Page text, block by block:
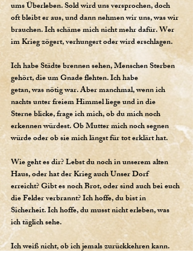
ums Überleben. Sold wird uns versprochen, doch
oft bleibt er aus, und dann nehmen wir uns, was wir
brauchen. Ich schäme mich nicht mehr dafür. Wer
im Krieg zögert, verhungert oder wird erschlagen.
Ich habe Städte brennen sehen, Menschen Sterben
gehört, die um Gnade flehten. Ich habe
getan, was nötig war. Aber manchmal, wenn ich
nachts unter freiem Himmel liege und in die
Sterne blicke, frage ich mich, ob du mich noch
erkennen würdest. Ob Mutter mich noch segnen
würde oder ob sie mich längst für tot erklärt hat.
Wie geht es dir? Lebst du noch in unserem alten
Haus, oder hat der Krieg auch Unser Dorf
erreicht? Gibt es noch Brot, oder sind auch bei euch
die Felder verbrannt? Ich hoffe, du bist in
Sicherheit. Ich hoffe, du musst nicht erleben, was
ich täglich sehe.
Ich weiß nicht, ob ich jemals zurückkehren kann.